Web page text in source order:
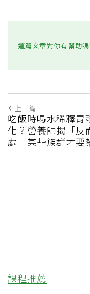
這篇文章對你有幫助嗎
上一篇
吃飯時喝水稀釋胃
化？營養師揭「反
處」某些族群才要
課程推薦